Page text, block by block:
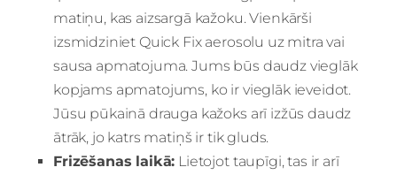
matiņu, kas aizsargā kažoku. Vienkārši
izsmidziniet Quick Fix aerosolu uz mitra vai
sausa apmatojuma. Jums būs daudz vieglāk
kopjams apmatojums, ko ir vieglāk ieveidot.
Jūsu pūkainā drauga kažoks arī izžūs daudz
ātrāk, jo katrs matiņš ir tik gluds.
Frizēšanas laikā: Lietojot taupīgi, tas ir arī